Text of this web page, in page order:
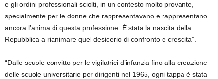
e gli ordini professionali sciolti, in un contesto molto provante,
specialmente per le donne che rappresentavano e rappresentano
ancora l’anima di questa professione. È stata la nascita della
Repubblica a rianimare quel desiderio di confronto e crescita”.
“Dalle scuole convitto per le vigilatrici d’infanzia fino alla creazione
delle scuole universitarie per dirigenti nel 1965, ogni tappa è stata